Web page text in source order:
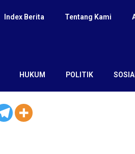
Index Berita Tentang Kami
HUKUM POLITIK